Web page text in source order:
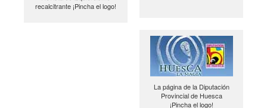
recalcitrante ¡Pincha el logo!
La página de la Diputación
Provincial de Huesca
¡Pincha el logo!